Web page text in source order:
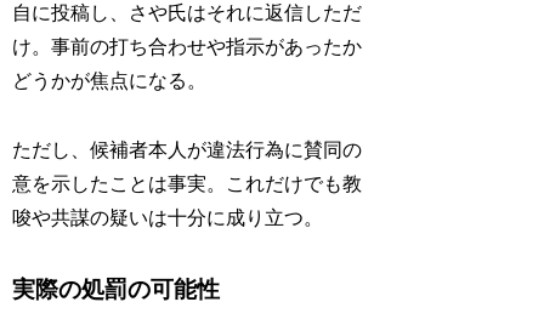
自に投稿し、さや氏はそれに返信しただ
け。事前の打ち合わせや指示があったか
どうかが焦点になる。
ただし、候補者本人が違法行為に賛同の
意を示したことは事実。これだけでも教
唆や共謀の疑いは十分に成り立つ。
実際の処罰の可能性